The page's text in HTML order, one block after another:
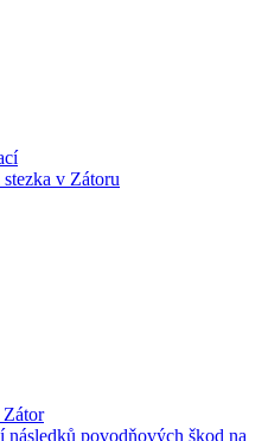
v Zátoru
následků povodňových škod na